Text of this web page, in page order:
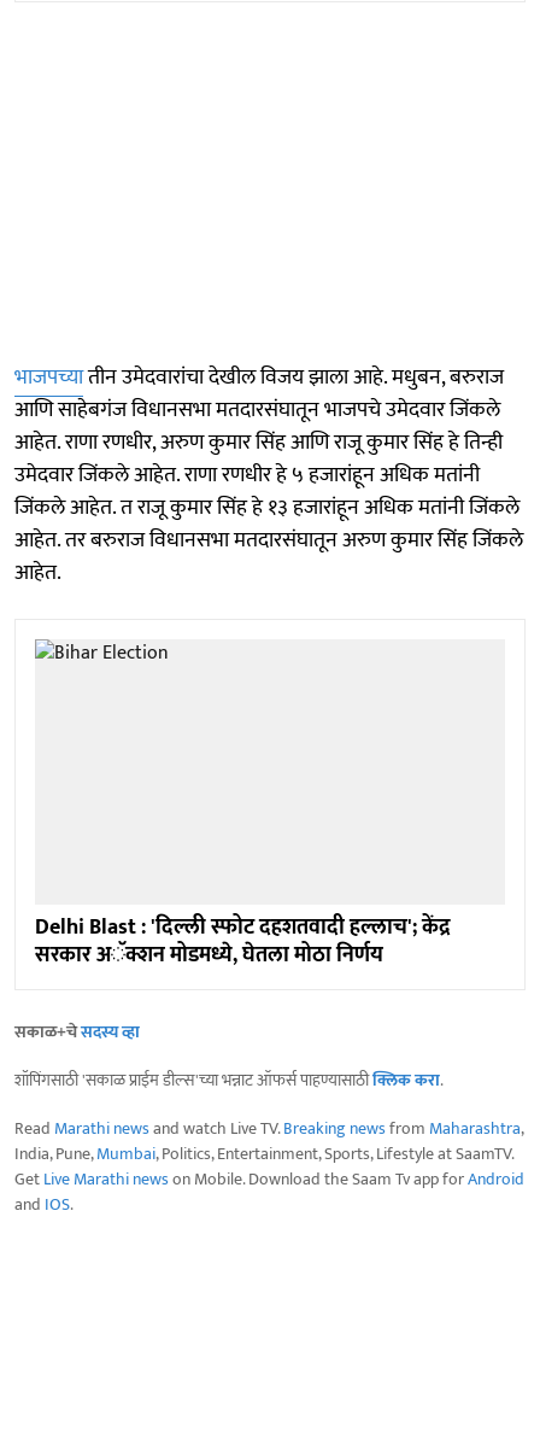
भाजपच्यातीन उमेदवारांचा देखील विजय झाला आहे. मधुबन, बरुराज
आणि साहेबगंज विधानसभा मतदारसंघातून भाजपचे उमेदवार जिंकले
आहेत. राणा रणधीर, अरुण कुमार सिंह आणि राजू कुमार सिंह हे तिन्ही
उमेदवार जिंकले आहेत. राणा रणधीर हे ५ हजारांहून अधिक मतांनी
जिंकले आहेत. त राजू कुमार सिंह हे १३ हजारांहून अधिक मतांनी जिंकले
आहेत. तर बरुराज विधानसभा मतदारसंघातून अरुण कुमार सिंह जिंकले
आहेत.
Delhi Blast : 'दिल्ली स्फोट दहशतवादी हल्लाच'; केंद्र
सरकार अॅक्शन मोडमध्ये, घेतला मोठा निर्णय
सकाळ+चेसदस्य व्हा
शॉपिंगसाठी 'सकाळ प्राईम डील्स'च्या भन्नाट ऑफर्स पाहण्यासाठीक्लिक करा.
Read Marathi newsand watch Live TV.Breaking newsfrom Maharashtra,
India, Pune,Mumbai, Politics, Entertainment, Sports, Lifestyle at SaamTV.
GetLive Marathi newson Mobile. Download the Saam Tv app forAndroid
and IOS.